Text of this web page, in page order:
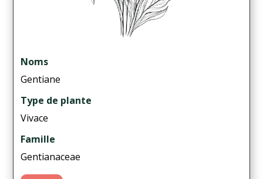
Noms
Gentiane
Type de plante
Vivace
Famille
Gentianaceae